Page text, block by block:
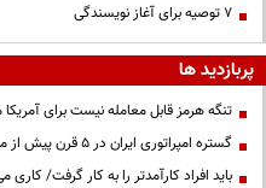
۷ توصیه برای آغاز نویسندگی
پربازدید ها
تنگه هرمز قابل معامله نیست برای آمریکا
گستره امپراتوری ایران در ۵ قرن پیش از میلاد؛ تصویری از ایران ۲۵ قرن پیش
باید افراد کارآمدتر را به کار گرفت/